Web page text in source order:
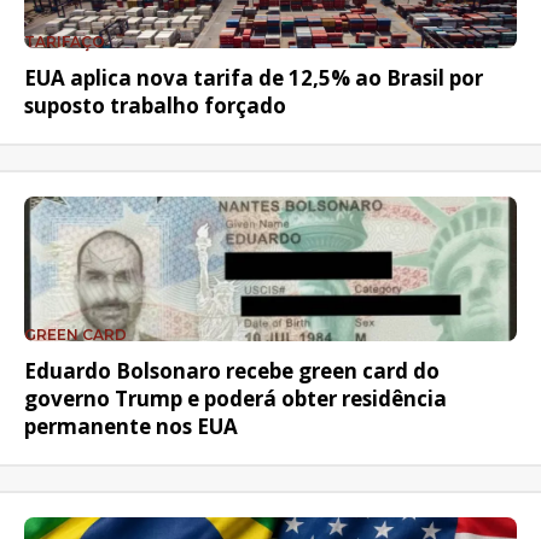
TARIFAÇO
EUA aplica nova tarifa de 12,5% ao Brasil por
suposto trabalho forçado
GREEN CARD
Eduardo Bolsonaro recebe green card do
governo Trump e poderá obter residência
permanente nos EUA